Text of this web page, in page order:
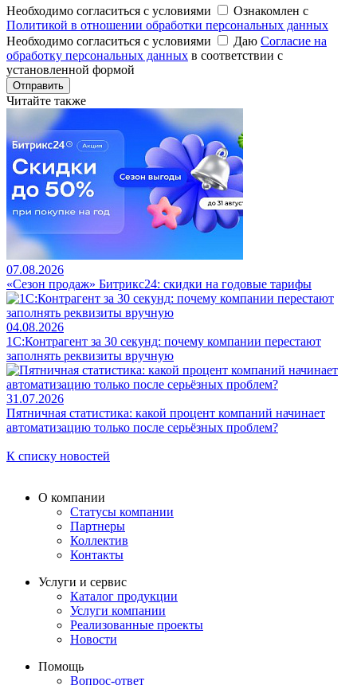
Необходимо согласиться с условиями
Ознакомлен с
Политикой в отношении обработки персональных данных
Необходимо согласиться с условиями
Даю Согласие на
обработку персональных данных в соответствии с
установленной формой
Отправить
Читайте также
07.08.2026
«Сезон продаж» Битрикс24: скидки на годовые тарифы
04.08.2026
1С:Контрагент за 30 секунд: почему компании перестают
заполнять реквизиты вручную
31.07.2026
Пятничная статистика: какой процент компаний начинает
автоматизацию только после серьёзных проблем?
К списку новостей
О компании
Статусы компании
Партнеры
Коллектив
Контакты
Услуги и сервис
Каталог продукции
Услуги компании
Реализованные проекты
Новости
Помощь
Вопрос-ответ